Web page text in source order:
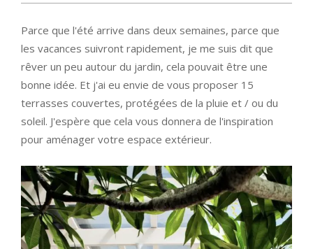
Parce que l'été arrive dans deux semaines, parce que
les vacances suivront rapidement, je me suis dit que
rêver un peu autour du jardin, cela pouvait être une
bonne idée. Et j'ai eu envie de vous proposer 15
terrasses couvertes, protégées de la pluie et / ou du
soleil. J'espère que cela vous donnera de l'inspiration
pour aménager votre espace extérieur.